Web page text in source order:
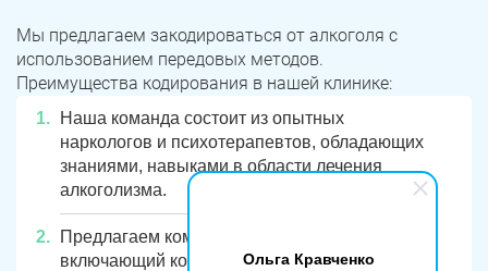
Ольга Кравченко
Мы предлагаем закодироваться от алкоголя с
использованием передовых методов.
Преимущества кодирования в нашей клинике:
Наша команда состоит из опытных
наркологов и психотерапевтов, обладающих
знаниями, навыками в области лечения
алкоголизма.
Предлагаем комплексный подход,
включающий кодирование, психотерапию,